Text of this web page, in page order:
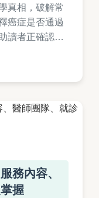
真相，破解常
癌症是否通過
讀者正確認識
者。
務內容、
握